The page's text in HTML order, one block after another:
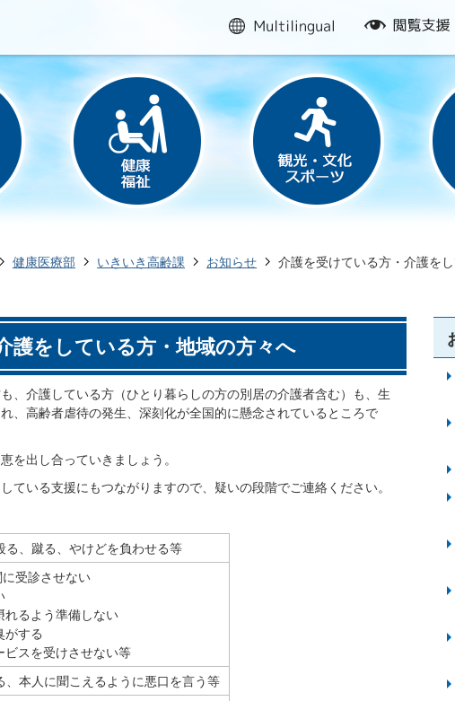
multilingual
閲
援
健康医療部 いきいき高齢課 お知らせ 介護を受けている方・介護を
護をしている方・地域の方々へ
、介護している方（ひとり暮らしの方の別居の介護者含む）も、生
、高齢者虐待の発生、深刻化が全国的に懸念されているところで
を出し合っていきましょう。
ている支援にもつながりますので、疑いの段階でご連絡ください。
る、蹴る、やけどを負わせる等
受診させない
れるよう準備しない
がする
ビスを受けさせない等
、本人に聞こえるように悪口を言う等